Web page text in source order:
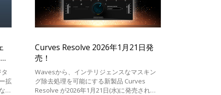
拡
コ
Curves Resolve 2026年1月21日発
売！
Wavesから、インテリジェンスなマスキン
グ除去処理を可能にする新製品 Curves
Resolve が2026年1月21日(水)に発売されま